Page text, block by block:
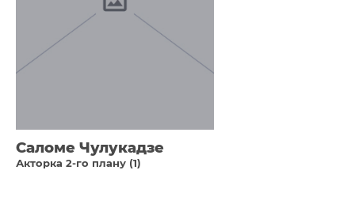
Саломе Чулукадзе
Акторка 2-го плану (1)